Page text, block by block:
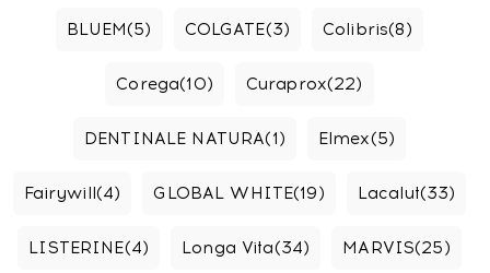
BLUEM(5) COLGATE(3) Colibris(8)
Corega(10) Curaprox(22)
DENTINALE NATURA(1) Elmex(5)
Fairywill(4) GLOBAL WHITE(19) Lacalut(33)
LISTERINE(4) Longa Vita(34) MARVIS(25)